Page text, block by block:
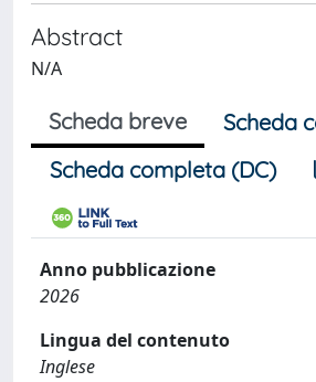
Abstract
N/A
Scheda breve
Scheda
Scheda completa (DC)
Anno pubblicazione
2026
Lingua del contenuto
Inglese